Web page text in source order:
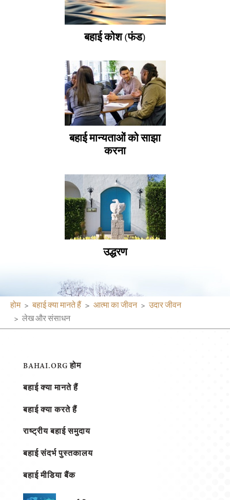
बहाई कोश (फंड)
बहाई मान्यताओं को साझा
करना
उद्धरण
होम बहाई क्या मानते हैं आत्मा का जीवन
उदार जीवन
लेख और संसाधन
BAHAI.ORG होम
बहाई क्या मानते हैं
बहाई क्या करते हैं
राष्ट्रीय बहाई समुदाय
बहाई संदर्भ पुस्तकालय
बहाई मीडिया बैंक